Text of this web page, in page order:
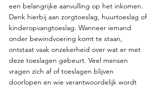
een belangrijke aanvulling op het inkomen.
Denk hierbij aan zorgtoeslag, huurtoeslag of
kinderopvangtoeslag. Wanneer iemand
onder bewindvoering komt te staan,
ontstaat vaak onzekerheid over wat er met
deze toeslagen gebeurt. Veel mensen
vragen zich af of toeslagen blijven
doorlopen en wie verantwoordelijk wordt